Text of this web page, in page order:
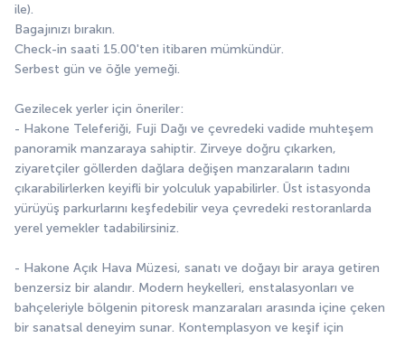
ile).
Bagajınızı bırakın.
Check-in saati 15.00'ten itibaren mümkündür.
Serbest gün ve öğle yemeği.
Gezilecek yerler için öneriler:
- Hakone Teleferiği, Fuji Dağı ve çevredeki vadide muhteşem
panoramik manzaraya sahiptir. Zirveye doğru çıkarken,
ziyaretçiler göllerden dağlara değişen manzaraların tadını
çıkarabilirlerken keyifli bir yolculuk yapabilirler. Üst istasyonda
yürüyüş parkurlarını keşfedebilir veya çevredeki restoranlarda
yerel yemekler tadabilirsiniz.
- Hakone Açık Hava Müzesi, sanatı ve doğayı bir araya getiren
benzersiz bir alandır. Modern heykelleri, enstalasyonları ve
bahçeleriyle bölgenin pitoresk manzaraları arasında içine çeken
bir sanatsal deneyim sunar. Kontemplasyon ve keşif için